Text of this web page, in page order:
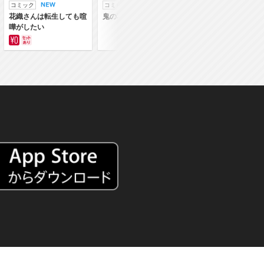
コミック
花織さんは転生しても喧
嘩がしたい
コミック
鬼の花嫁